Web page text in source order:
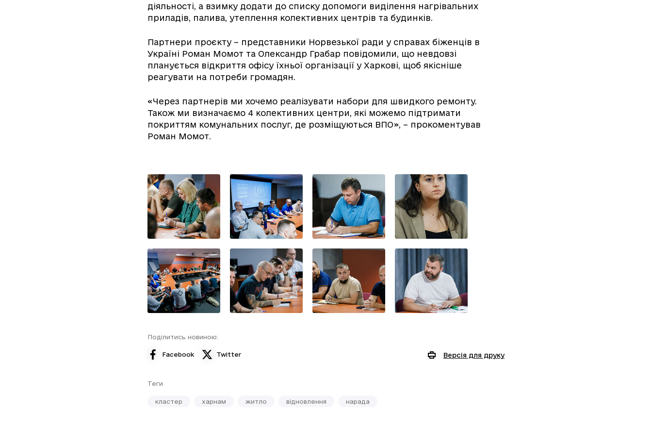
діяльності, а взимку додати до списку допомоги виділення нагрівальних
приладів, палива, утеплення колективних центрів та будинків.
Партнери проєкту – представники Норвезької ради у справах біженців в
Україні Роман Момот та Олександр Грабар повідомили, що невдовзі
планується відкриття офісу їхньої організації у Харкові, щоб якісніше
реагувати на потреби громадян.
«Через партнерів ми хочемо реалізувати набори для швидкого ремонту.
Також ми визначаємо 4 колективних центри, які можемо підтримати
покриттям комунальних послуг, де розміщуються ВПО», – прокоментував
Роман Момот.
Поділитись новиною:
Facebook Twitter Версія для друку
Теги
кластер харнам житло відновлення нарада